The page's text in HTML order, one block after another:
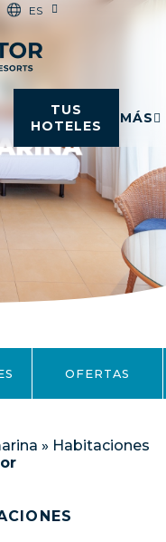
ES
TUS
HOTELES
MÁS
OFERTAS
» Habitaciones